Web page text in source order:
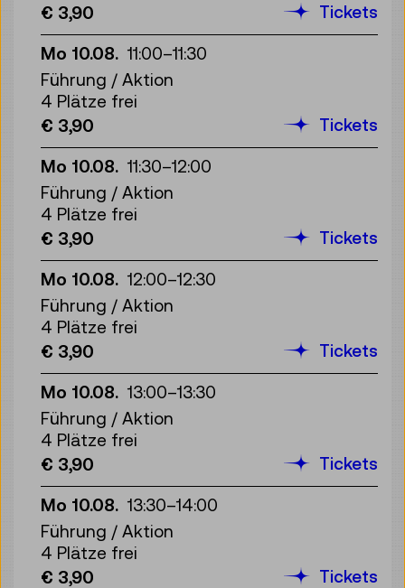
€ 3,90
Tickets
Mo 10.08. 11:00–11:30
Führung / Aktion
4 Plätze frei
€ 3,90
Tickets
Mo 10.08. 11:30–12:00
Führung / Aktion
4 Plätze frei
€ 3,90
Tickets
Mo 10.08. 12:00–12:30
Führung / Aktion
4 Plätze frei
€ 3,90
Tickets
Mo 10.08. 13:00–13:30
Führung / Aktion
4 Plätze frei
€ 3,90
Tickets
Mo 10.08. 13:30–14:00
Führung / Aktion
4 Plätze frei
€ 3,90
Tickets